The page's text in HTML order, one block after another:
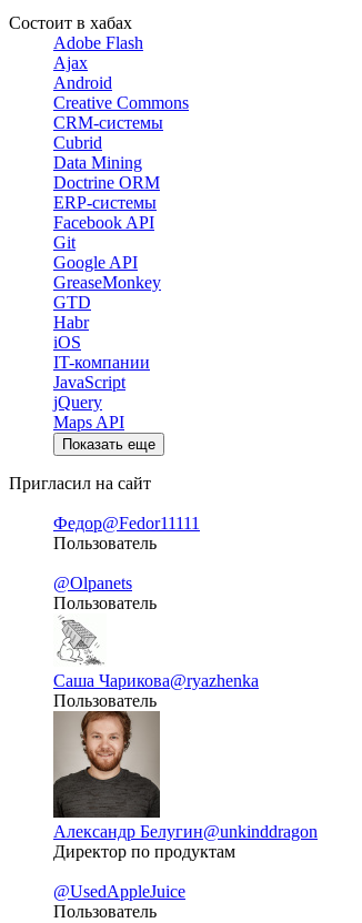
Состоит в хабах
Adobe Flash
Ajax
Android
Creative Commons
CRM-системы
Cubrid
Data Mining
Doctrine ORM
ERP-системы
Facebook API
Git
Google API
GreaseMonkey
GTD
Habr
iOS
IT-компании
JavaScript
jQuery
Maps API
Показать еще
Пригласил на сайт
Федор@Fedor11111
Пользователь
@Olpanets
Пользователь
Саша Чарикова@ryazhenka
Пользователь
Александр Белугин@unkinddragon
Директор по продуктам
@UsedAppleJuice
Пользователь